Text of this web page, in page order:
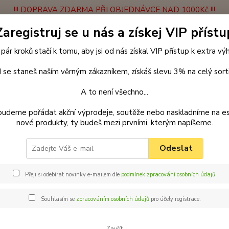
!!! DOPRAVA ZDARMA PŘI OBJEDNÁVCE NAD 1000Kč !!!
Vrácení zboží Obchodní podmínky Velkoobchodní spolupráce
vodítko stopovací z
se u nás a získej VIP
kroků stačí k tomu, aby jsi od nás získal VIP přístup k extra
se staneš naším věrným zákazníkem, získáš slevu 3% na celý
A to není všechno...
pořádat akční výprodeje, soutěže nebo naskladníme na
nové produkty, ty budeš mezi prvními, kterým napíšeme.
Odeslat
Přeji si odebírat novinky e-mailem dle podmínek zpracování osobních údajů.
Souhlasím se zpracováním osobních údajůpro účely registrace.